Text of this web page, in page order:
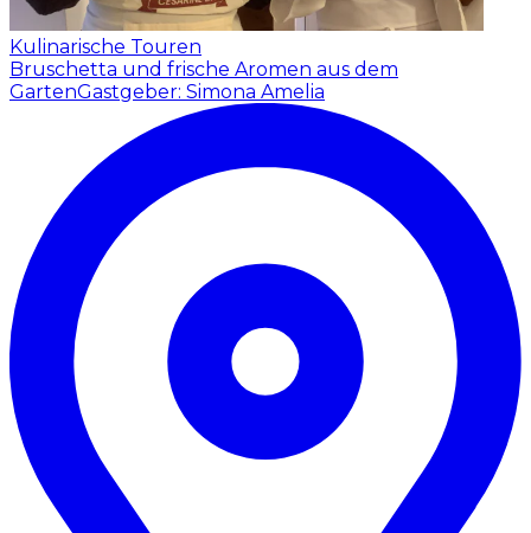
Kulinarische Touren
Bruschetta und frische Aromen aus dem
GartenGastgeber: Simona Amelia